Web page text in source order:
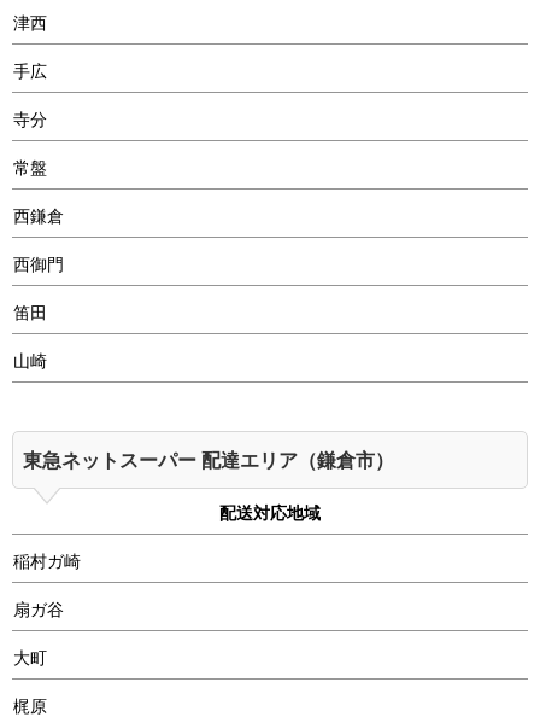
津西
手広
寺分
常盤
西鎌倉
西御門
笛田
山崎
東急ネットスーパー 配達エリア（鎌倉市）
配送対応地域
稲村ガ崎
扇ガ谷
大町
梶原